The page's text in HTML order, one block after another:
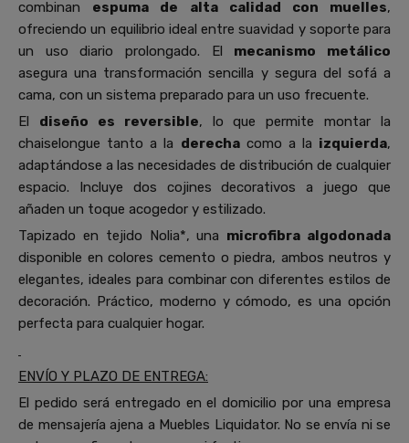
combinan espuma de alta calidad con muelles,
ofreciendo un equilibrio ideal entre suavidad y soporte para
un uso diario prolongado. El mecanismo metálico
asegura una transformación sencilla y segura del sofá a
cama, con un sistema preparado para un uso frecuente.
El diseño es reversible, lo que permite montar la
chaiselongue tanto a la derechacomo a la izquierda,
adaptándose a las necesidades de distribución de cualquier
espacio. Incluye dos cojines decorativos a juego que
añaden un toque acogedor y estilizado.
Tapizado en tejido Nolia*, una microfibra algodonada
disponible en colores cemento o piedra, ambos neutros y
elegantes, ideales para combinar con diferentes estilos de
decoración. Práctico, moderno y cómodo, es una opción
perfecta para cualquier hogar.
ENVÍO Y PLAZO DE ENTREGA:
El pedido será entregado en el domicilio por una empresa
de mensajería ajena a Muebles Liquidator. No se envía ni se